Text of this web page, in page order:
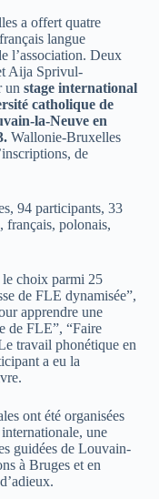
a offert quatre
langue
l’association. Deux
Aija Sprivul-
un stage international
catholique de
la-Neuve en
Wallonie-Bruxelles
de
94 participants, 33
français, polonais,
choix parmi 25
de FLE dynamisée”,
apprendre une
de FLE”, “Faire
travail phonétique en
a eu la
ont été organisées
une
guidées de Louvain-
à Bruges et en